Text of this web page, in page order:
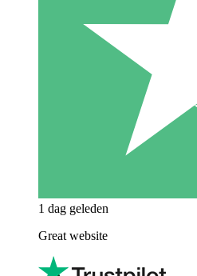
1 dag geleden
Great website